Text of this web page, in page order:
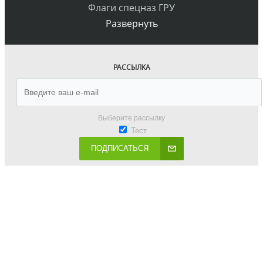
Флаги спецназ ГРУ
Развернуть
РАССЫЛКА
Выберите рассылку
Тест
ПОДПИСАТЬСЯ